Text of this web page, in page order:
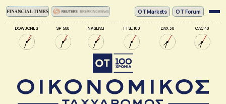
DOW JONES SP 500 NASDAQ FTSE 100 DAX 30 CAC 40
ΟΤ Markets OT Forum